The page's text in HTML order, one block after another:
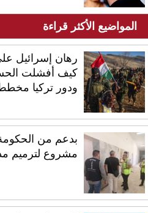
المواضيع الأكثر قراءة
رهان إسرائيل
كيف أفشلت
ودور تركيا
بدعم من
مشروع لترميم